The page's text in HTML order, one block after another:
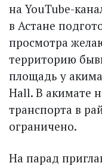
на YouTube-
в Астане
просмот­ра
территорию
площадь у
Hall. В акимате
транспорта в
ограничено.
На парад